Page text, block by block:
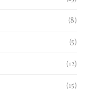
(8)
(5)
(12)
(15)